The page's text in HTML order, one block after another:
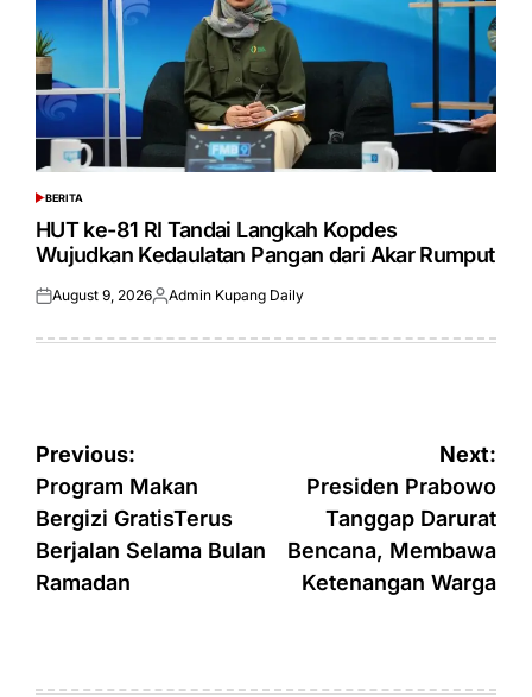
POSTED
IN
BERITA
HUT ke-81 RI Tandai Langkah Kopdes
Wujudkan Kedaulatan Pangan dari Akar Rumput
Posted
August 9, 2026Posted
Admin Kupang Daily
Post
navigation
Previous:
Program Makan
Bergizi GratisTerus
Berjalan Selama Bulan
Ramadan
Next:
Presiden Prabowo
Tanggap Darurat
Bencana, Membawa
Ketenangan Warga